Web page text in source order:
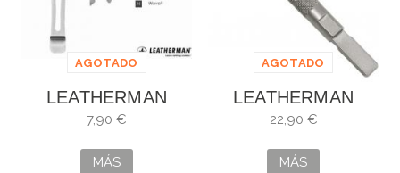
AGOTADO
LEATHERMAN
POCKET CLIP &
7,90 €
MÁS
AGOTADO
LEATHERMAN
SOPORTE DE
EXTENSIÓN
22,90 €
MÁS